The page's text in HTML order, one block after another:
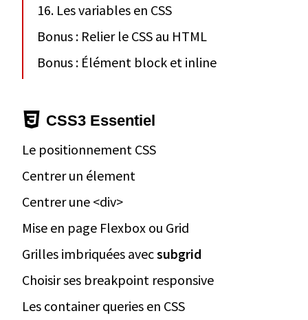
16. Les variables en CSS
Bonus : Relier le CSS au HTML
Bonus : Élément block et inline
CSS3 Essentiel
Le positionnement CSS
Centrer un élement
Centrer une <div>
Mise en page Flexbox ou Grid
Grilles imbriquées avecsubgrid
Choisir ses breakpoint responsive
Les container queries en CSS